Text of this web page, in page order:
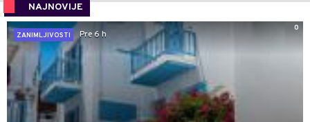
NAJNOVIJE
0
ZANIMLJIVOSTI
Pre 6 h